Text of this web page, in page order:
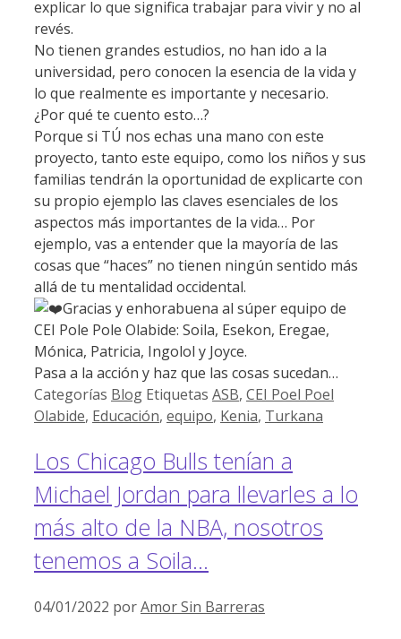
explicar lo que significa trabajar para vivir y no al
revés.
No tienen grandes estudios, no han ido a la
universidad, pero conocen la esencia de la vida y
lo que realmente es importante y necesario.
¿Por qué te cuento esto…?
Porque si TÚ nos echas una mano con este
proyecto, tanto este equipo, como los niños y sus
familias tendrán la oportunidad de explicarte con
su propio ejemplo las claves esenciales de los
aspectos más importantes de la vida… Por
ejemplo, vas a entender que la mayoría de las
cosas que “haces” no tienen ningún sentido más
allá de tu mentalidad occidental.
Gracias y enhorabuena al súper equipo de
CEI Pole Pole Olabide: Soila, Esekon, Eregae,
Mónica, Patricia, Ingolol y Joyce.
Pasa a la acción y haz que las cosas sucedan…
Categorías Blog Etiquetas ASB, CEI Poel Poel
Olabide, Educación, equipo, Kenia, Turkana
Los Chicago Bulls tenían a
Michael Jordan para llevarles a lo
más alto de la NBA, nosotros
tenemos a Soila…
04/01/2022 porAmor Sin Barreras